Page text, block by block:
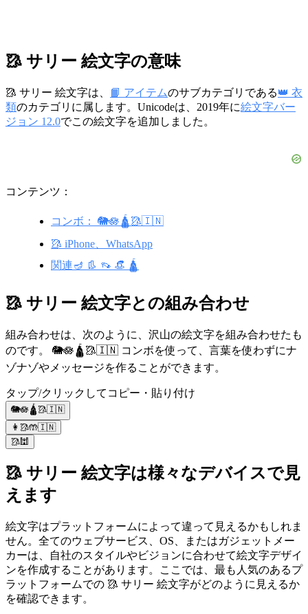
🥻 サリー 絵文字の意味
🥻 サリー 絵文字は、 📙 アイテムのサブカテゴリである👑 衣
類のカテゴリに属します。Unicodeは、2019年に絵文字バー
ジョン 12.0でこの絵文字を追加しました。
コンテンツ：
コンボ： 🐘🪷🛕🥻🇮🇳
🥻 iPhone、WhatsApp
関連🪔 👢 👡 👒 🛕
🥻 サリー 絵文字との組み合わせ
組み合わせは、次のように、沢山の絵文字を組み合わせたも
のです。 🐘🪷🛕🥻🇮🇳 コンボを使って、言葉を使わずにナ
ゾナゾやメッセージを作ることができます。
タップ/クリックしてコピー・貼り付け
🐘🪷🛕🥻🇮🇳
👩🥻🤲🇮🇳
🥻🕍
🥻 サリー 絵文字は様々なデバイスで見
えます
絵文字はプラットフォームによって違って見えるかもしれま
せん。全てのウェブサービス、OS、またはガジェットメー
カーは、自社のスタイルやビジョンに合わせて絵文字デザイ
ンを作成することがあります。ここでは、最も人気のあるプ
ラットフォームでの 🥻 サリー 絵文字がどのように見えるか
を確認できます。